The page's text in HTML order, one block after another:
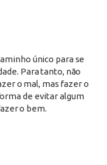
único para se
Para tanto, não
o mal, mas fazer o
de evitar algum
o bem.